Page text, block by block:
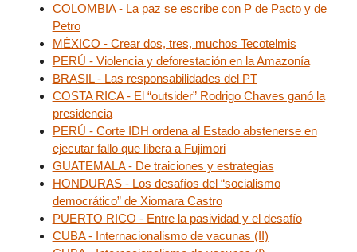
COLOMBIA - La paz se escribe con P de Pacto y de
Petro
MÉXICO - Crear dos, tres, muchos Tecotelmis
PERÚ - Violencia y deforestación en la Amazonía
BRASIL - Las responsabilidades del PT
COSTA RICA - El “outsider” Rodrigo Chaves ganó la
presidencia
PERÚ - Corte IDH ordena al Estado abstenerse en
ejecutar fallo que libera a Fujimori
GUATEMALA - De traiciones y estrategias
HONDURAS - Los desafíos del “socialismo
democrático” de Xiomara Castro
PUERTO RICO - Entre la pasividad y el desafío
CUBA - Internacionalismo de vacunas (II)